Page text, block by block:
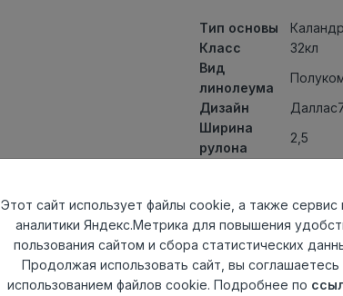
Тип основы
Класс
32кл
Вид
линолеума
Дизайн
Ширина
рулона
2,5
Толщина
защитного
слоя
0,40мм
Актуальность
Страна
Этот сайт использует файлы cookie, а также сервис
аналитики Яндекс.Метрика для повышения
пользования сайтом и сбора статистических
Продолжая использовать сайт, вы соглашаетесь
использованием файлов cookie. Подробнее по